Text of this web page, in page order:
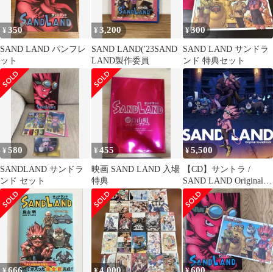
¥350
SAND LAND パンフレ
ット
¥3,200
SAND LAND('23SAND
LAND製作委員
¥300
SAND LAND サンドラ
ンド 特典セット
¥580
SANDLAND サンドラ
ンド セット
¥455
映画 SAND LAND 入場
特典
¥5,500
【CD】サントラ /
SAND LAND Original
Soundtrack(初回生産限
定盤) (SRML-1088)